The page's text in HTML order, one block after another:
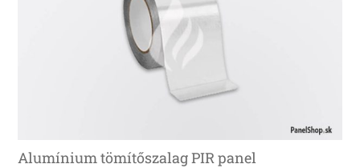
Alumínium tömítőszalag PIR panel